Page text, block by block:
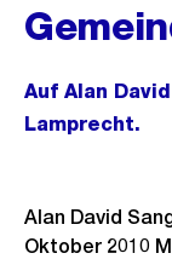
Auf Alan
Lamprecht.
Alan David
Oktober 2010